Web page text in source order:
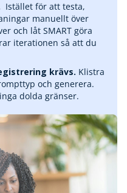
‎ Istället för att testa,
manuellt över
och låt SMART göra
iterationen så att du
krävs. Klistra
och generera.
dolda gränser.